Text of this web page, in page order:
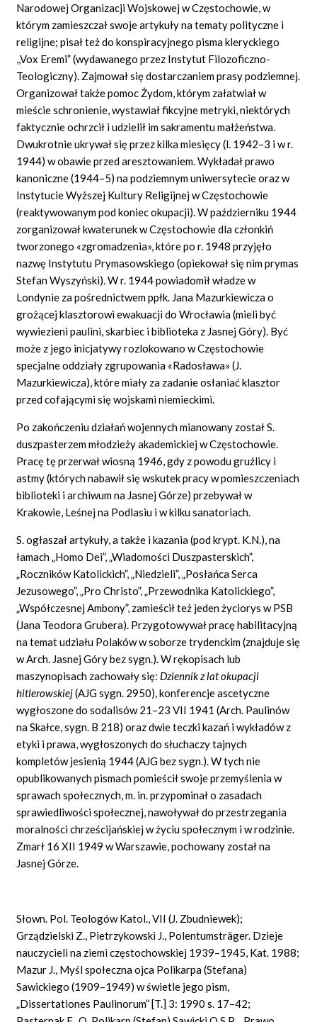
Narodowej Organizacji Wojskowej w Częstochowie, w
którym zamieszczał swoje artykuły na tematy polityczne i
religijne; pisał też do konspiracyjnego pisma kleryckiego
,,Vox Eremi” (wydawanego przez Instytut Filozoficzno-
Teologiczny). Zajmował się dostarczaniem prasy podziemnej.
Organizował także pomoc Żydom, którym załatwiał w
mieście schronienie, wystawiał fikcyjne metryki, niektórych
faktycznie ochrzcił i udzielił im sakramentu małżeństwa.
Dwukrotnie ukrywał się przez kilka miesięcy (l. 1942–3 i w r.
1944) w obawie przed aresztowaniem. Wykładał prawo
kanoniczne (1944–5) na podziemnym uniwersytecie oraz w
Instytucie Wyższej Kultury Religijnej w Częstochowie
(reaktywowanym pod koniec okupacji). W październiku 1944
zorganizował kwaterunek w Częstochowie dla członkiń
tworzonego «zgromadzenia», które po r. 1948 przyjęło
nazwę Instytutu Prymasowskiego (opiekował się nim prymas
Stefan Wyszyński). W r. 1944 powiadomił władze w
Londynie za pośrednictwem ppłk. Jana Mazurkiewicza o
grożącej klasztorowi ewakuacji do Wrocławia (mieli być
wywiezieni paulini, skarbiec i biblioteka z Jasnej Góry). Być
może z jego inicjatywy rozlokowano w Częstochowie
specjalne oddziały zgrupowania «Radosława» (J.
Mazurkiewicza), które miały za zadanie osłaniać klasztor
przed cofającymi się wojskami niemieckimi.
Po zakończeniu działań wojennych mianowany został S.
duszpasterzem młodzieży akademickiej w Częstochowie.
Pracę tę przerwał wiosną 1946, gdy z powodu gruźlicy i
astmy (których nabawił się wskutek pracy w pomieszczeniach
biblioteki i archiwum na Jasnej Górze) przebywał w
Krakowie, Leśnej na Podlasiu i w kilku sanatoriach.
S. ogłaszał artykuły, a także i kazania (pod krypt. K.N.), na
łamach „Homo Dei”, „Wiadomości Duszpasterskich”,
„Roczników Katolickich”, „Niedzieli”, „Posłańca Serca
Jezusowego”, „Pro Christo”, „Przewodnika Katolickiego”,
„Współczesnej Ambony”, zamieścił też jeden życiorys w PSB
(Jana Teodora Grubera). Przygotowywał pracę habilitacyjną
na temat udziału Polaków w soborze trydenckim (znajduje się
w Arch. Jasnej Górybez sygn.). W rękopisach lub
maszynopisach zachowały się: Dziennik z lat okupacji
hitlerowskiej(AJG sygn. 2950), konferencje ascetyczne
wygłoszone do sodalisów 21–23 VII 1941 (Arch. Paulinów
na Skałce, sygn. B 218) oraz dwie teczki kazań i wykładów z
etyki i prawa, wygłoszonych do słuchaczy tajnych
kompletów jesienią 1944 (AJG bez sygn.). W tych nie
opublikowanych pismach pomieścił swoje przemyślenia w
sprawach społecznych, m. in. przypominał o zasadach
sprawiedliwości społecznej, nawoływał do przestrzegania
moralności chrześcijańskiej w życiu społecznym i w rodzinie.
Zmarł 16 XII 1949 w Warszawie, pochowany został na
Jasnej Górze.
Słown. Pol. Teologów Katol., VII (J. Zbudniewek);
Grządzielski Z., Pietrzykowski J., Polentumsträger. Dzieje
nauczycieli na ziemi częstochowskiej 1939–1945, Kat. 1988;
Mazur J., Myśl społeczna ojca Polikarpa (Stefana)
Sawickiego (1909–1949) w świetle jego pism,
„Dissertationes Paulinorum” [T.] 3: 1990 s. 17–42;